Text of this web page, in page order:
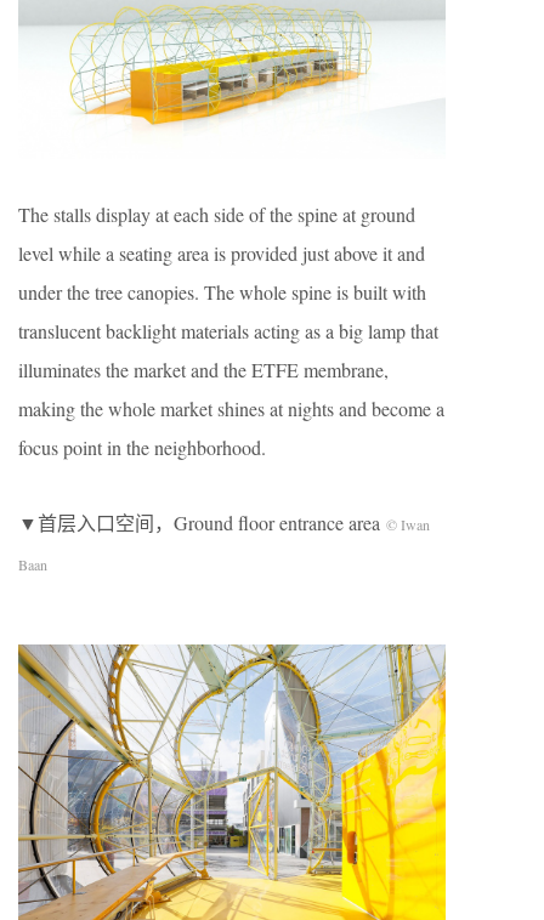
The stalls display at each side of the spine at ground
level while a seating area is provided just above it and
under the tree canopies. The whole spine is built with
translucent backlight materials acting as a big lamp that
illuminates the market and the ETFE membrane,
making the whole market shines at nights and become a
focus point in the neighborhood.
▼首层入口空间，Ground floor entrance area © Iwan
Baan